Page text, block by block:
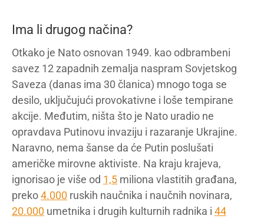
Ima li drugog načina?
Otkako je Nato osnovan 1949. kao odbrambeni
savez 12 zapadnih zemalja naspram Sovjetskog
Saveza (danas ima 30 članica) mnogo toga se
desilo, uključujući provokativne i loše tempirane
akcije. Međutim, ništa što je Nato uradio ne
opravdava Putinovu invaziju i razaranje Ukrajine.
Naravno, nema šanse da će Putin poslušati
američke mirovne aktiviste. Na kraju krajeva,
ignorisao je više od 1,5 miliona vlastitih građana,
preko4.000 ruskih naučnika i naučnih novinara,
20.000 umetnika i drugih kulturnih radnika i 44